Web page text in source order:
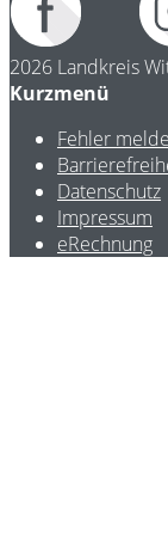
2026 Landkreis
Kurzmenü
Fehler
Datenschutz
Impressum
eRechnung